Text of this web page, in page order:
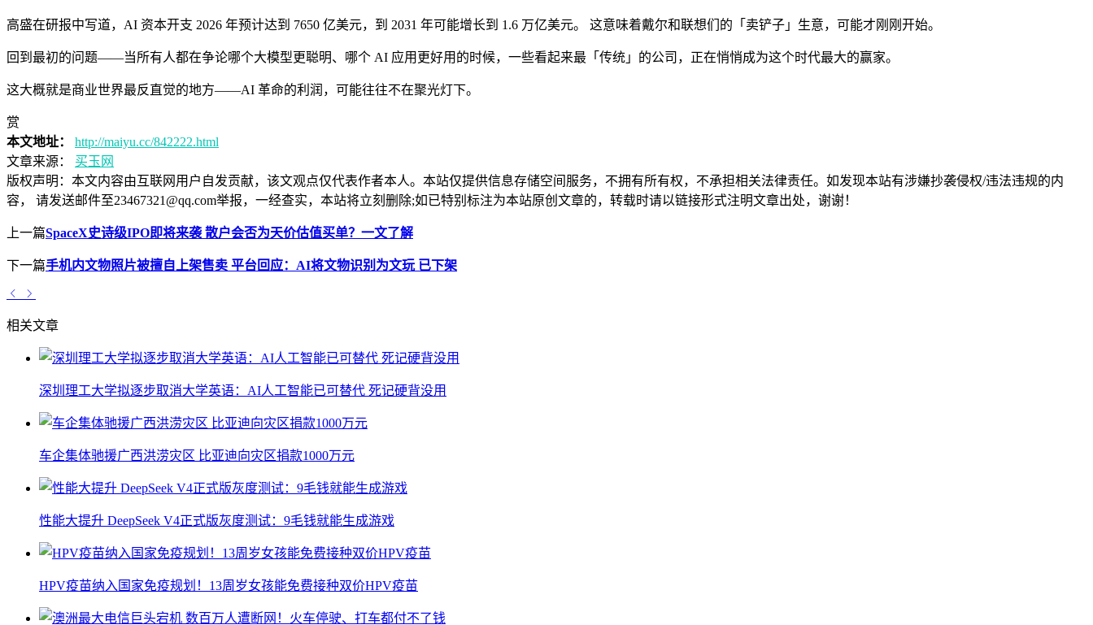
高盛在研报中写道，AI 资本开支 2026 年预计达到 7650 亿美元，到 2031 年可能增长到 1.6 万亿美元。 这意味着戴尔和联想们的「卖铲子」生意，可能才刚刚开始。
回到最初的问题——当所有人都在争论哪个大模型更聪明、哪个 AI 应用更好用的时候，一些看起来最「传统」的公司，正在悄悄成为这个时代最大的赢家。
这大概就是商业世界最反直觉的地方——AI 革命的利润，可能往往不在聚光灯下。
赏
本文地址：
http://maiyu.cc/842222.html
文章来源：
买玉网
版权声明： 本文内容由互联网用户自发贡献，该文观点仅代表作者本人。本站仅提供信息存储空间服务，不拥有所有权，不承担相关法律责任。如发现本站有涉嫌抄袭侵权/违法违规的内
容， 请发送邮件至23467321@qq.com举报，一经查实，本站将立刻删除;如已特别标注为本站原创文章的，转载时请以链接形式注明文章出处，谢谢！
上一篇SpaceX史诗级IPO即将来袭 散户会否为天价估值买单？一文了解
下一篇手机内文物照片被擅自上架售卖 平台回应：AI将文物识别为文玩 已下架
相关文章
深圳理工大学拟逐步取消大学英语：AI人工智能已可替代 死记硬背没用
车企集体驰援广西洪涝灾区 比亚迪向灾区捐款1000万元
性能大提升 DeepSeek V4正式版灰度测试：9毛钱就能生成游戏
HPV疫苗纳入国家免疫规划！13周岁女孩能免费接种双价HPV疫苗